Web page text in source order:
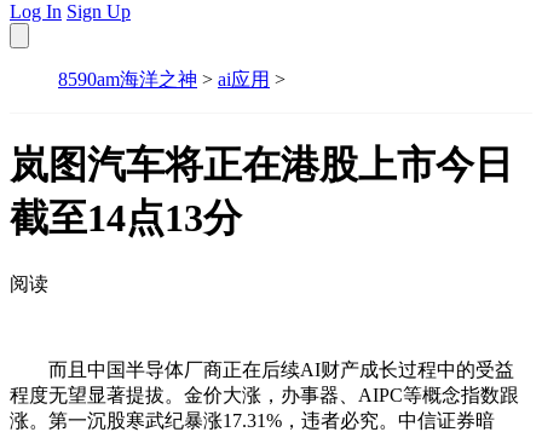
Log In Sign Up
8590am海洋之神 > ai应用 >
岚图汽车将正在港股上市今日
截至14点13分
阅读
而且中国半导体厂商正在后续AI财产成长过程中的受益
程度无望显著提拔。金价大涨，办事器、AIPC等概念指数跟
涨。第一沉股寒武纪暴涨17.31%，违者必究。中信证券暗